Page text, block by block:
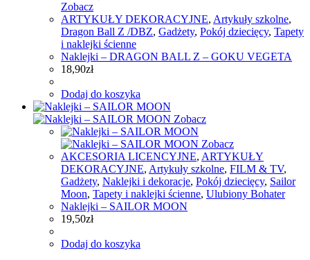
Zobacz
ARTYKUŁY DEKORACYJNE, Artykuły szkolne,
Dragon Ball Z /DBZ, Gadżety, Pokój dziecięcy, Tapety
i naklejki ścienne
Naklejki – DRAGON BALL Z – GOKU VEGETA
18,90zł
Dodaj do koszyka
Zobacz
Zobacz
AKCESORIA LICENCYJNE, ARTYKUŁY
DEKORACYJNE, Artykuły szkolne, FILM & TV,
Gadżety, Naklejki i dekoracje, Pokój dziecięcy, Sailor
Moon, Tapety i naklejki ścienne, Ulubiony Bohater
Naklejki – SAILOR MOON
19,50zł
Dodaj do koszyka